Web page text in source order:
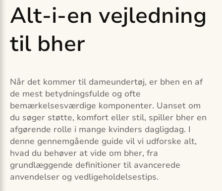
Alt-i-en vejledning
til bher
Når det kommer til dameundertøj, er bhen en af
de mest betydningsfulde og ofte
bemærkelsesværdige komponenter. Uanset om
du søger støtte, komfort eller stil, spiller bher en
afgørende rolle i mange kvinders dagligdag. I
denne gennemgående guide vil vi udforske alt,
hvad du behøver at vide om bher, fra
grundlæggende definitioner til avancerede
anvendelser og vedligeholdelsestips.